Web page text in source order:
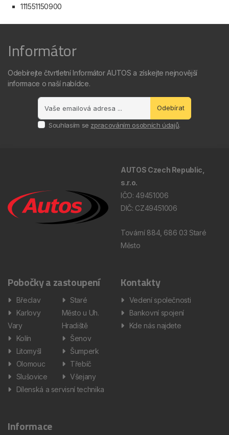
111551150900
Informátor
Odebírejte čtvrtletní Informátor AUTOS a získejte nejnovější
informace o naší nabídce.
Odebírat
Souhlasím se zpracováním osobních údajů.
AUTOS Czech Republic,
s.r.o.
IČO: 49451006
DIČ: CZ49451006
Tovární 884, 686 03 Staré
Město
Pobočky a zastoupení
Břeclav
Karlovy
Vary
Kolín
Litomyšl
Olomouc
Slušovice
Staré
Město u Uh.
Hradiště
Šenov
Šumperk
Třebíč
Všejany
Dílenská a servisní technika
Kontakty
Vedení společnosti
Bankovní spojení
Kde nás najdete
Informace